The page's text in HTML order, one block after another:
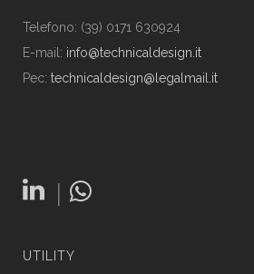
Telefono: (39) 0171 630924
E-mail: info@technicaldesign.it
Pec: technicaldesign@legalmail.it
|
UTILITY